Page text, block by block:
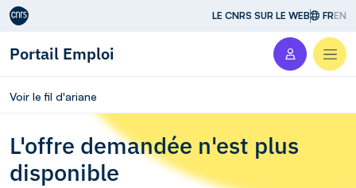
Aller au contenu LE CNRS SUR LE WEB FREN
Portail Emploi
Voir le fil d'ariane
L'offre demandée n'est plus
disponible